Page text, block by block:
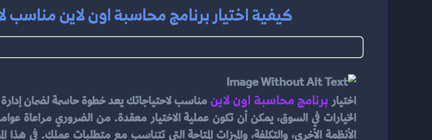
كيفية اختيار برنامج محاسبة اون لاين مناسب
اختياربرنامج محاسبة اون لاين